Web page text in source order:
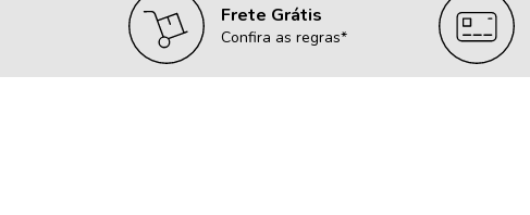
Frete Grátis
Confira as regras*